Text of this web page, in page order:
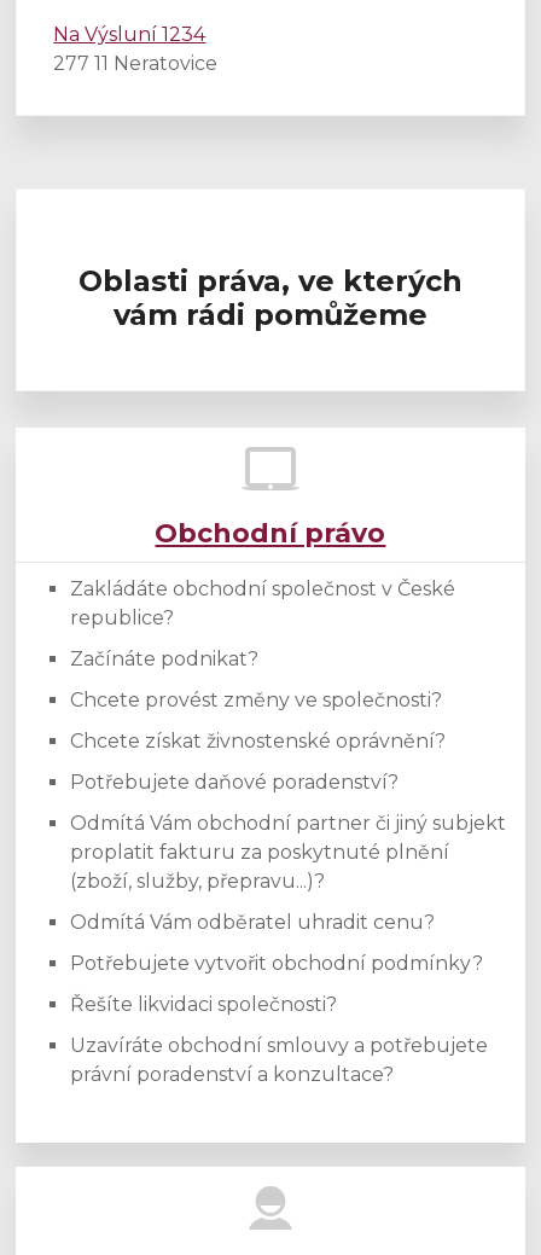
Na Výsluní 1234
277 11 Neratovice
Oblasti práva, ve kterých
vám rádi pomůžeme
Obchodní právo
Zakládáte obchodní společnost v České
republice?
Začínáte podnikat?
Chcete provést změny ve společnosti?
Chcete získat živnostenské oprávnění?
Potřebujete daňové poradenství?
Odmítá Vám obchodní partner či jiný subjekt
proplatit fakturu za poskytnuté plnění
(zboží, služby, přepravu...)?
Odmítá Vám odběratel uhradit cenu?
Potřebujete vytvořit obchodní podmínky?
Řešíte likvidaci společnosti?
Uzavíráte obchodní smlouvy a potřebujete
právní poradenství a konzultace?